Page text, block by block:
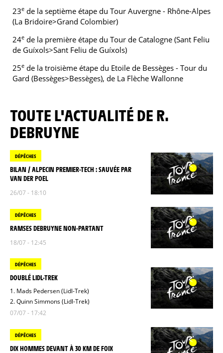
23e de la septième étape du Tour Auvergne - Rhône-Alpes
(La Bridoire>Grand Colombier)
24e de la première étape du Tour de Catalogne (Sant Feliu
de Guíxols>Sant Feliu de Guíxols)
25e de la troisième étape du Etoile de Bessèges - Tour du
Gard (Bessèges>Bessèges), de La Flèche Wallonne
TOUTE L'ACTUALITÉ DE R.
DEBRUYNE
DÉPÊCHES
BILAN / ALPECIN PREMIER-TECH : SAUVÉE PAR
VAN DER POEL
26/07 - 18:10
DÉPÊCHES
RAMSES DEBRUYNE NON-PARTANT
18/07 - 12:45
DÉPÊCHES
DOUBLÉ LIDL-TREK
1. Mads Pedersen (Lidl-Trek)
2. Quinn Simmons (Lidl-Trek)
07/07 - 17:42
DÉPÊCHES
DIX HOMMES DEVANT À 30 KM DE FOIX